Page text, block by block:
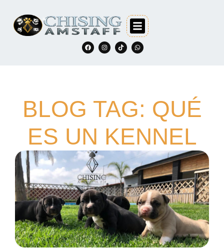
BLOG TAG: QUÉ
ES UN KENNEL